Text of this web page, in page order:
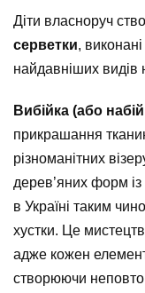
Діти власноруч
серветки, виконані
найдавніших видів
Вибійка (або
прикрашання
різноманітних
дерев’яних форм
в Україні таким
хустки. Це
адже кожен
створюючи